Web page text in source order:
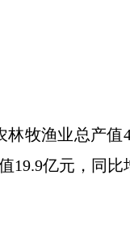
林牧渔业总产值
19.9亿元，同